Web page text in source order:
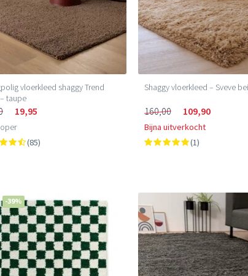
vloerkleed shaggy Trend
taupe
19,95
(85)
Shaggy vloerkleed – Sveve
160,00 109,90
Bijna uitverkocht
(1)
-39%